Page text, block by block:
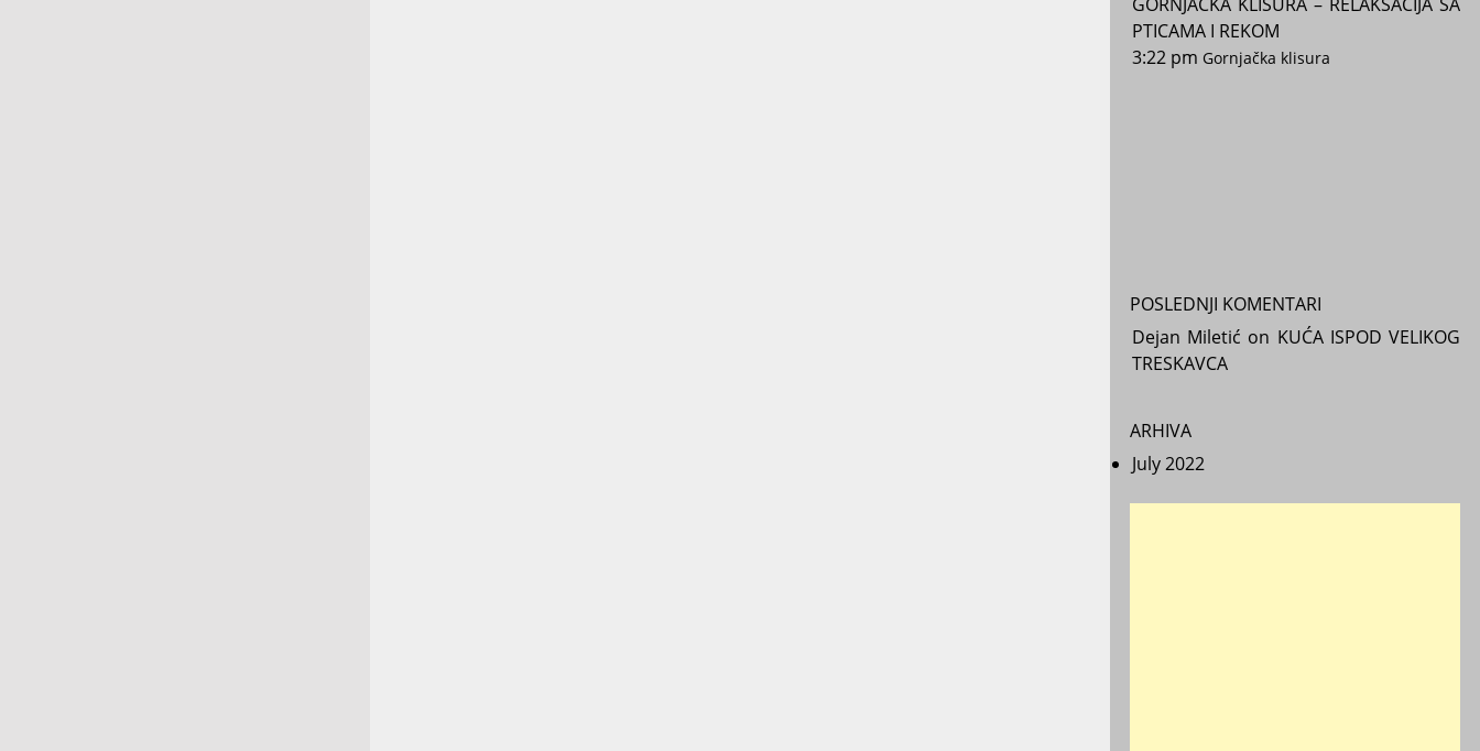
PTICAMA I REKOM
3:22 pm Gornjačka klisura
POSLEDNJI KOMENTARI
Dejan Miletić on KUĆA ISPOD VELIKOG
TRESKAVCA
ARHIVA
July 2022